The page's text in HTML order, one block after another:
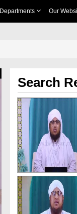
Departments Our
Search